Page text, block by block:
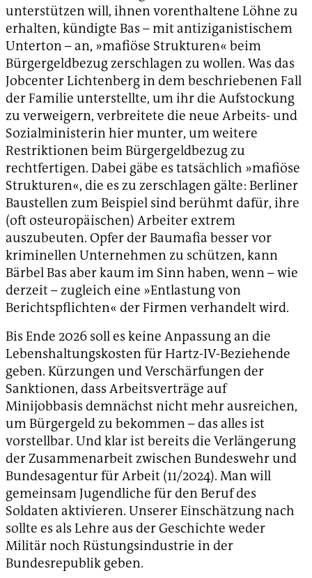
unterstützen will, ihnen vorenthaltene Löhne zu
erhalten, kündigte Bas – mit antiziganistischem
Unterton – an, »mafiöse Strukturen« beim
Bürgergeldbezug zerschlagen zu wollen. Was das
Jobcenter Lichtenberg in dem beschriebenen Fall
der Familie unterstellte, um ihr die Aufstockung
zu verweigern, verbreitete die neue Arbeits- und
Sozialministerin hier munter, um weitere
Restriktionen beim Bürgergeldbezug zu
rechtfertigen. Dabei gäbe es tatsächlich »mafiöse
Strukturen«, die es zu zerschlagen gälte: Berliner
Baustellen zum Beispiel sind berühmt dafür, ihre
(oft osteuropäischen) Arbeiter extrem
auszubeuten. Opfer der Baumafia besser vor
kriminellen Unternehmen zu schützen, kann
Bärbel Bas aber kaum im Sinn haben, wenn – wie
derzeit – zugleich eine »Entlastung von
Berichtspflichten« der Firmen verhandelt wird.
Bis Ende 2026 soll es keine Anpassung an die
Lebenshaltungskosten für Hartz-IV-Beziehende
geben. Kürzungen und Verschärfungen der
Sanktionen, dass Arbeitsverträge auf
Minijobbasis demnächst nicht mehr ausreichen,
um Bürgergeld zu bekommen – das alles ist
vorstellbar. Und klar ist bereits die Verlängerung
der Zusammenarbeit zwischen Bundeswehr und
Bundesagentur für Arbeit (11/2024). Man will
gemeinsam Jugendliche für den Beruf des
Soldaten aktivieren. Unserer Einschätzung nach
sollte es als Lehre aus der Geschichte weder
Militär noch Rüstungsindustrie in der
Bundesrepublik geben.